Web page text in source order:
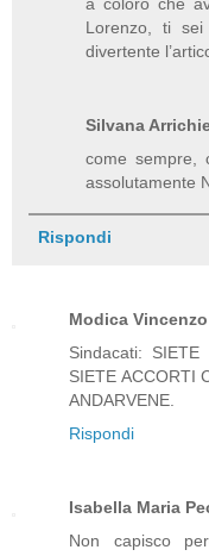
a coloro che
Lorenzo, ti sei
divertente
Silvana
come sempre,
assolutamente
Rispondi
Modica Vincenzo
Sindacati:
SIETE ACCORTI
ANDARVENE.
Rispondi
Isabella Maria
Non capisco